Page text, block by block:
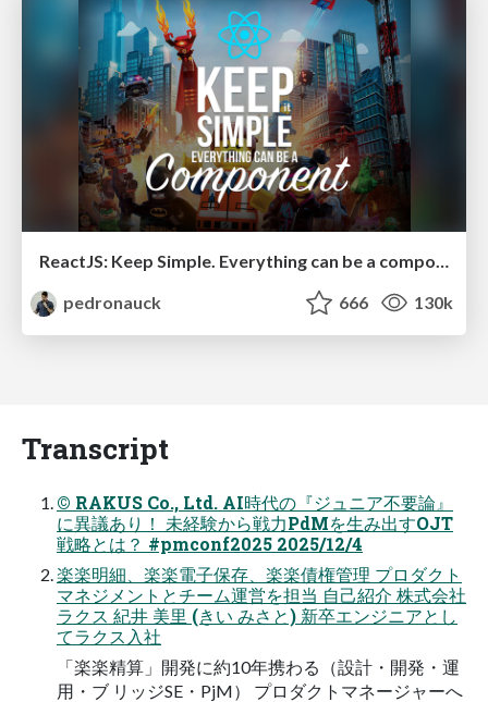
ReactJS: Keep Simple. Everything can be a component!
pedronauck
666 130k
Transcript
© RAKUS Co., Ltd. AI時代の『ジュニア不要論』
に異議あり！ 未経験から戦力PdMを生み出すOJT
戦略とは？ #pmconf2025 2025/12/4
楽楽明細、楽楽電子保存、楽楽債権管理 プロダクト
マネジメントとチーム運営を担当 自己紹介 株式会社
ラクス 紀井 美里 (きい みさと) 新卒エンジニアとし
てラクス入社
「楽楽精算」開発に約10年携わる（設計・開発・運
用・ブ リッジSE・PjM） プロダクトマネージャーへ